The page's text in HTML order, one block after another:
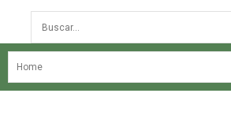
Busca
NOSSA HISTÓRIA